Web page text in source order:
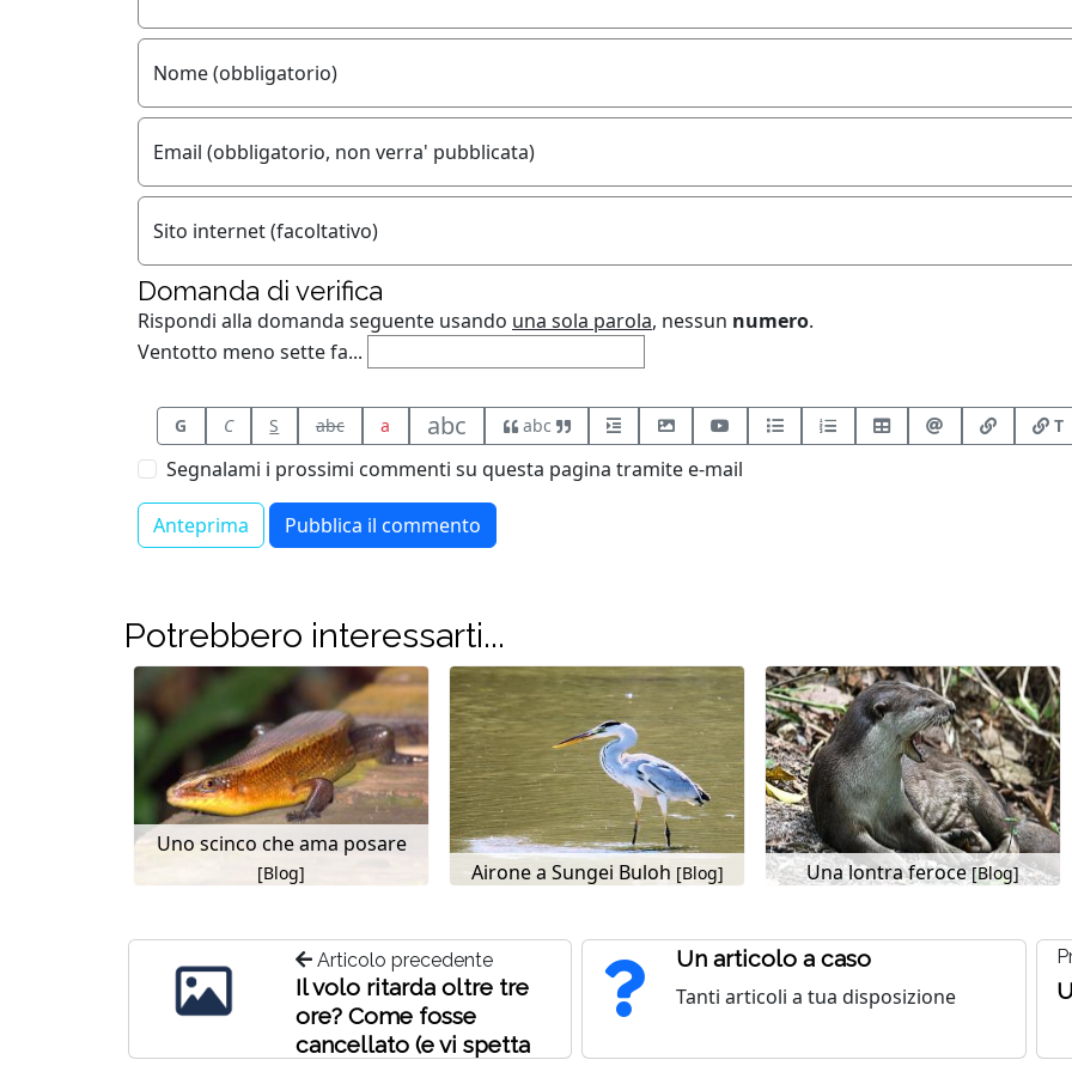
Nome (obbligatorio)
Email (obbligatorio, non verra' pubblicata)
Sito internet (facoltativo)
Domanda di verifica
Rispondi alla domanda seguente usando una sola parola, nessun numero.
Ventotto meno sette fa...
G C S abc a abc abc T
Segnalami i prossimi commenti su questa pagina tramite e-mail
Potrebbero interessarti...
Uno scinco che ama posare
[Blog] Airone a Sungei Buloh [Blog] Una lontra feroce[Blog]
Articolo precedente
Il volo ritarda oltre tre
ore? Come fosse
cancellato (e vi spetta
Un articolo a caso
Tanti articoli a tua disposizione